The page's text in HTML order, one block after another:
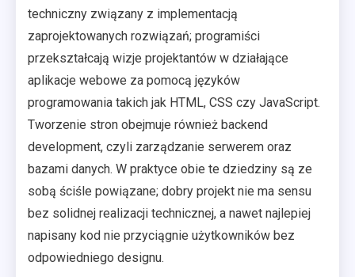
techniczny związany z implementacją
zaprojektowanych rozwiązań; programiści
przekształcają wizje projektantów w działające
aplikacje webowe za pomocą języków
programowania takich jak HTML, CSS czy JavaScript.
Tworzenie stron obejmuje również backend
development, czyli zarządzanie serwerem oraz
bazami danych. W praktyce obie te dziedziny są ze
sobą ściśle powiązane; dobry projekt nie ma sensu
bez solidnej realizacji technicznej, a nawet najlepiej
napisany kod nie przyciągnie użytkowników bez
odpowiedniego designu.